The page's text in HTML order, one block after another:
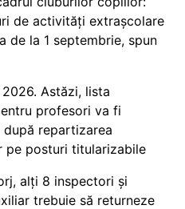
de activități extrașcolare
de la 1 septembrie, spun
Astăzi, lista
profesori va fi
repartizarea
pe posturi titularizabile
alți 8 inspectori și
trebuie să returneze